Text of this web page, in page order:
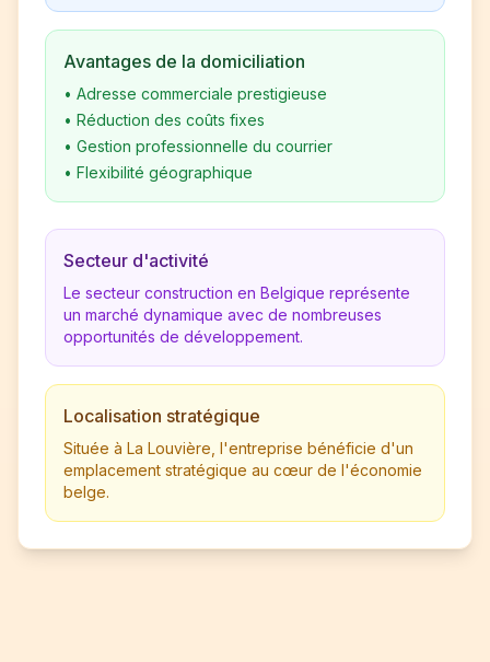
Avantages de la domiciliation
• Adresse commerciale prestigieuse
• Réduction des coûts fixes
• Gestion professionnelle du courrier
• Flexibilité géographique
Secteur d'activité
Le secteur construction en Belgique représente
un marché dynamique avec de nombreuses
opportunités de développement.
Localisation stratégique
Située à La Louvière, l'entreprise bénéficie d'un
emplacement stratégique au cœur de l'économie
belge.